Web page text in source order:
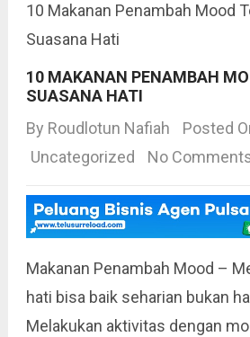
10 Makanan Penambah Mood
Suasana Hati
10 MAKANAN PENAMBAH
SUASANA HATI
By Roudlotun Nafiah
Posted
Uncategorized
No
Makanan Penambah Mood –
hati bisa baik seharian bukan
Melakukan aktivitas dengan